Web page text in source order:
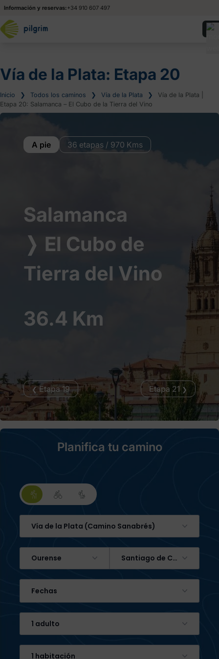
Información y reservas:+34 910 607 497
Vía de la Plata: Etapa 20
Inicio ❯ Todos los caminos ❯ Vía de la Plata ❯
Vía de la Plata |
Etapa 20: Salamanca – El Cubo de la Tierra del Vino
A pie 36 etapas / 970 Kms
Salamanca
❭ El Cubo de
Tierra del Vino
36.4 Km
❮Etapa 19 Etapa 21 ❯
Planifica tu camino
Vía de la Plata (Camino Sanabrés)
Ourense Santiago de Compostela
Fechas
1 adulto
1 habitación